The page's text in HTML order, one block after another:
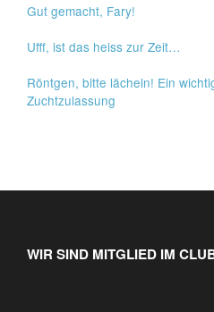
Gut gemacht, Fary!
Ufff, ist das heiss zur Zeit…
Röntgen, bitte lächeln! Ein
Zuchtzulassung
WIR SIND MITGLIED IM